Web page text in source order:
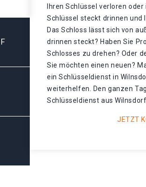
Ihren Schlüssel verloren
Schlüssel steckt drinnen und
Das Schloss lässt sich von
drinnen steckt? Haben Sie
Schlosses zu drehen? Oder
Sie möchten einen neuen?
ein Schlüsseldienst in
weiterhelfen. Den ganzen
Schlüsseldienst aus
JETZT